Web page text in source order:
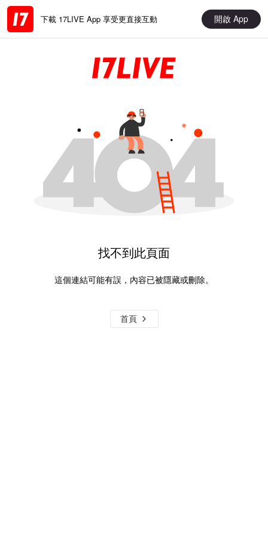
下載 17LIVE App 享受更直接互動 開啟 App
找不到此頁面
這個連結可能有誤，內容已被隱藏或刪除。
首頁